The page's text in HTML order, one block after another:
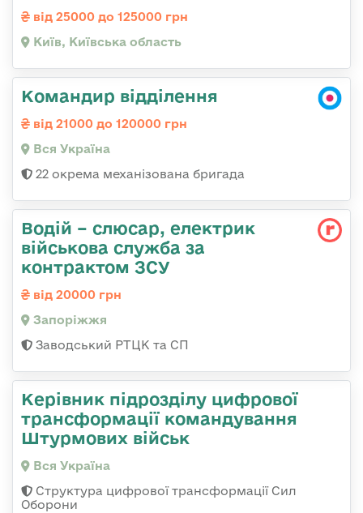
від 25000 до 125000 грн
Київ, Київська область
Командир відділення
від 21000 до 120000 грн
Вся Україна
22 окрема механізована бригада
Водій – слюсар, електрик
військова служба за
контрактом ЗСУ
від 20000 грн
Запоріжжя
Заводський РТЦК та СП
Керівник підрозділу цифрової
трансформації командування
Штурмових військ
Вся Україна
Структура цифрової трансформації Сил
Оборони